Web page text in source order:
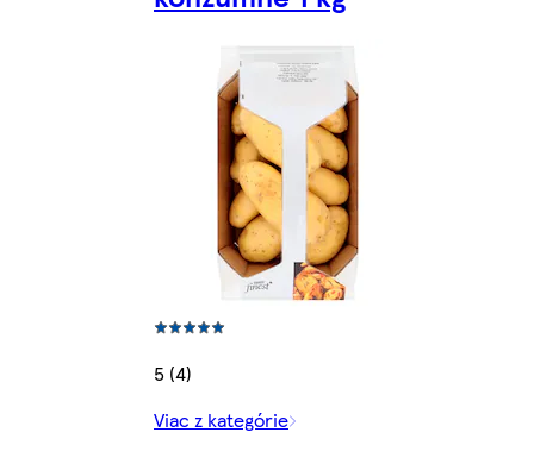
5 (4)
Viac z kategórie